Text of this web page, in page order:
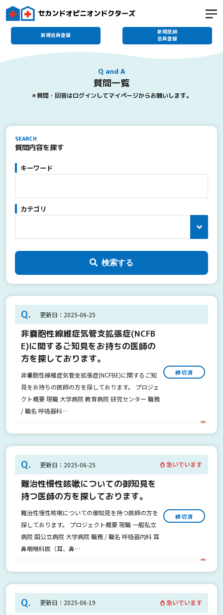
セカンドオピニオンドクターズ
新規会員登録
新規医師
会員登録
Q and A
質問一覧
＊質問・回答はログインしてマイページからお願いします。
SEARCH
質問内容を探す
キーワード
カテゴリ
検索する
Q. 更新日：2025-06-25
非嚢胞性線維症気管支拡張症(NCFB
E)に関するご知見をお持ちの医師の
方を探しております。
非嚢胞性線維症気管支拡張症(NCFBE)に関するご知
見をお持ちの医師の方を探しております。 プロジェ
クト概要 現職 大学病院 教育病院 研究センター 職務
/ 職名 呼吸器科…
締切済
Q. 更新日：2025-06-25 急いでいます
難治性慢性咳嗽についての御知見を
持つ医師の方を探しております。
難治性慢性咳嗽についての御知見を持つ医師の方を
探しております。 プロジェクト概要 現職 一般私立
病院 国公立病院 大学病院 職務 / 職名 呼吸器内科 耳
鼻咽喉科医（耳、鼻…
締切済
Q. 更新日：2025-06-19 急いでいます